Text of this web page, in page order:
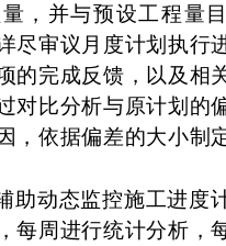
，并与预设工程量
尽审议月度计划执行
的完成反馈，以及相
对比分析与原计划的
，依据偏差的大小制
助动态监控施工进度
每周进行统计分析，